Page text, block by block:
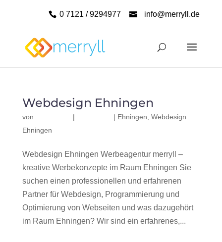
0 7121 / 9294977 info@merryll.de
Webdesign Ehningen
von | | Ehningen Webdesign
Ehningen
Webdesign Ehningen Werbeagentur merryll –
kreative Werbekonzepte im Raum Ehningen Sie
suchen einen professionellen und erfahrenen
Partner für Webdesign, Programmierung und
Optimierung von Webseiten und was dazugehört
im Raum Ehningen? Wir sind ein erfahrenes,...